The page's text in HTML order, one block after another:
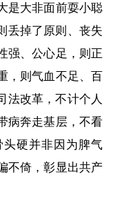
是大非面前耍小聪
丢掉了原则、丧失
强、公心足，则正
，则气血不足、百
法改革，不计个人
病奔走基层，不看
硬并非因为脾气
不倚，彰显出共产